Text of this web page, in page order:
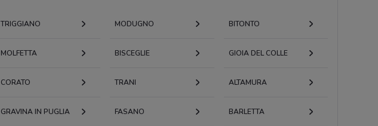
TRIGGIANO MODUGNO BITONTO
MOLFETTA BISCEGLIE GIOIA DEL COLLE
CORATO TRANI ALTAMURA
GRAVINA IN PUGLIA FASANO BARLETTA